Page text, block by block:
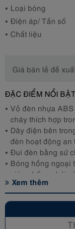
Loại bóng
Điện áp/ Tần số
Chất liệu
Giá bán lẻ đề
ĐẶC ĐIỂM NỔI
Vỏ đèn nhựa
cháy thích hợp
Dây điện bên
đèn hoạt động an
Đui đèn bằng sứ
Bóng hồng ngoại
giúp chống chói
Xem thêm